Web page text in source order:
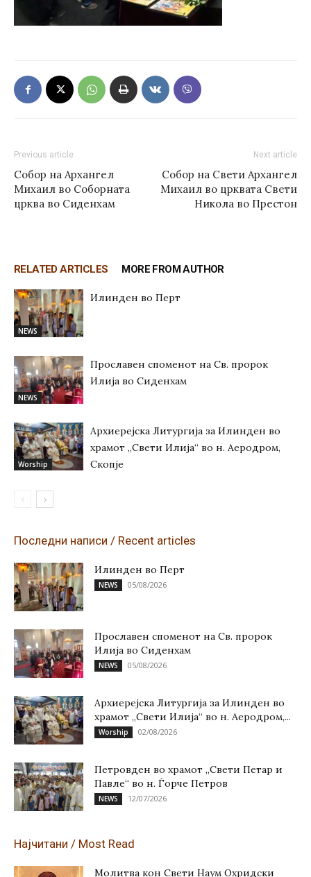
Previous article
Собор на Архангел
Михаил во Соборната
црква во Сиденхам
Next article
Собор на Свети Архангел
Михаил во црквата Свети
Никола во Престон
RELATED ARTICLES MORE FROM AUTHOR
NEWS
Илинден во Перт
NEWS
Прославен споменот на Св. пророк
Илија во Сиденхам
Worship
Архиерејска Литургија за Илинден во
храмот „Свети Илија“ во н. Аеродром,
Скопје
Последни написи / Recent articles
Илинден во Перт
NEWS 05/08/2026
Прославен споменот на Св. пророк
Илија во Сиденхам
NEWS 05/08/2026
Архиерејска Литургија за Илинден во
храмот „Свети Илија“ во н. Аеродром,...
Worship 02/08/2026
Петровден во храмот „Свети Петар и
Павле“ во н. Ѓорче Петров
NEWS 12/07/2026
Најчитани / Most Read
Молитва кон Свети Наум Охридски